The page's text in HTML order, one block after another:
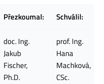
Přezkoumal: Schválil:
doc. Ing.
Jakub
Fischer,
Ph.D.
prof. Ing.
Hana
Machková,
CSc.